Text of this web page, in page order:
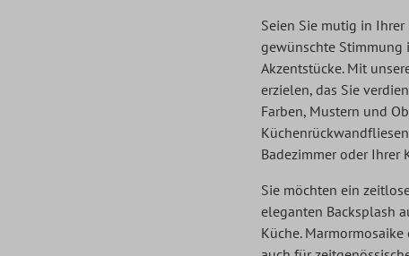
Seien Sie mutig in
gewünschte Stimmung
Akzentstücke. Mit
erzielen, das Sie
Farben, Mustern und
Badezimmer oder Ihrer
Sie möchten ein
eleganten Backsplash
Küche.